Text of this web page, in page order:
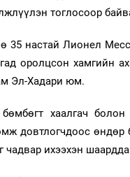
тоглосоор
35 настай Лионел
оролцсон хамгийн
Эл-Хадари юм.
хаалгач
довтлогчдоос өндөр
чадвар ихээхэн